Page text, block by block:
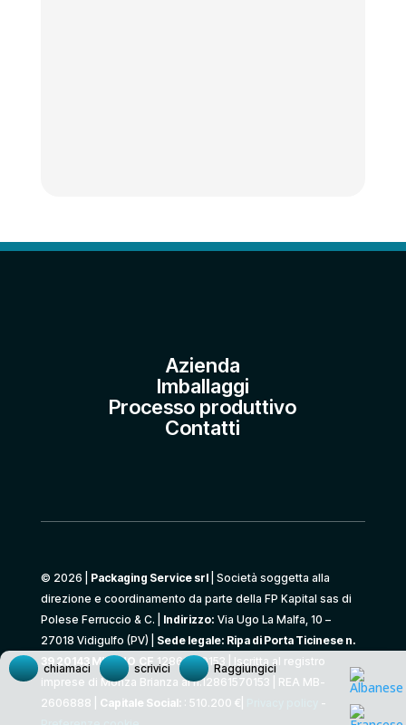
Azienda
Imballaggi
Processo produttivo
Contatti
© 2026 | Packaging Service srl| Società soggetta alla
direzione e coordinamento da parte della FP Kapital sas di
Polese Ferruccio & C. | Indirizzo: Via Ugo La Malfa, 10 –
27018 Vidigulfo (PV) | Sede legale: Ripa di Porta Ticinese n.
39 20143 MILANO CF 12861570153 | Iscritta al registro
imprese di Monza Brianza al n.12861570153 | REA MB-
2606888 | Capitale Social: : 510.200 €|
-
chiamaci scrivici Raggiungici